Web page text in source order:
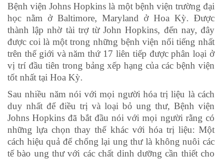
Bệnh viện Johns Hopkins là một bệnh viện trường đại
học nằm ở Baltimore, Maryland ở Hoa Kỳ. Được
thành lập nhờ tài trợ từ John Hopkins, đến nay, đây
được coi là một trong những bệnh viện nổi tiếng nhất
trên thế giới và năm thứ 17 liên tiếp được phân loại ở
vị trí đầu tiên trong bảng xếp hạng của các bệnh viện
tốt nhất tại Hoa Kỳ.
Sau nhiều năm nói với mọi người hóa trị liệu là cách
duy nhất để điều trị và loại bỏ ung thư, Bệnh viện
Johns Hopkins đã bắt đầu nói với mọi người rằng có
những lựa chọn thay thế khác với hóa trị liệu: Một
cách hiệu quả để chống lại ung thư là không nuôi các
tế bào ung thư với các chất dinh dưỡng cần thiết cho